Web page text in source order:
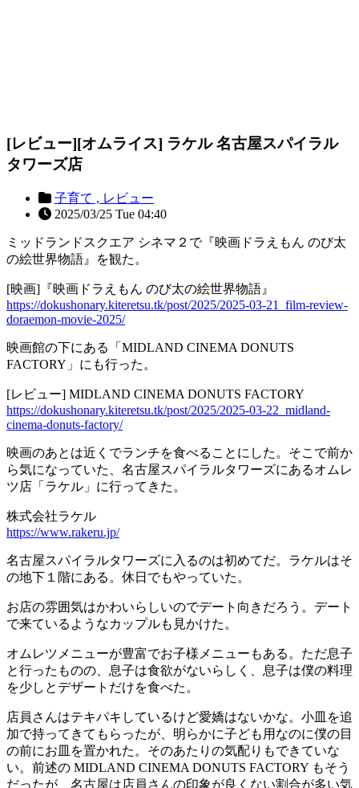
[レビュー][オムライス] ラケル 名古屋スパイラル
タワーズ店
子育て , レビュー
2025/03/25 Tue 04:40
ミッドランドスクエア シネマ２で『映画ドラえもん のび太
の絵世界物語』を観た。
[映画]『映画ドラえもん のび太の絵世界物語』
https://dokushonary.kiteretsu.tk/post/2025/2025-03-21_film-review-
doraemon-movie-2025/
映画館の下にある「MIDLAND CINEMA DONUTS
FACTORY」にも行った。
[レビュー] MIDLAND CINEMA DONUTS FACTORY
https://dokushonary.kiteretsu.tk/post/2025/2025-03-22_midland-
cinema-donuts-factory/
映画のあとは近くでランチを食べることにした。そこで前か
ら気になっていた、名古屋スパイラルタワーズにあるオムレ
ツ店「ラケル」に行ってきた。
株式会社ラケル
https://www.rakeru.jp/
名古屋スパイラルタワーズに入るのは初めてだ。ラケルはそ
の地下１階にある。休日でもやっていた。
お店の雰囲気はかわいらしいのでデート向きだろう。デート
で来ているようなカップルも見かけた。
オムレツメニューが豊富でお子様メニューもある。ただ息子
と行ったものの、息子は食欲がないらしく、息子は僕の料理
を少しとデザートだけを食べた。
店員さんはテキパキしているけど愛嬌はないかな。小皿を追
加で持ってきてもらったが、明らかに子ども用なのに僕の目
の前にお皿を置かれた。そのあたりの気配りもできていな
い。前述の MIDLAND CINEMA DONUTS FACTORY もそう
だったが、名古屋は店員さんの印象が良くない割合が多い気